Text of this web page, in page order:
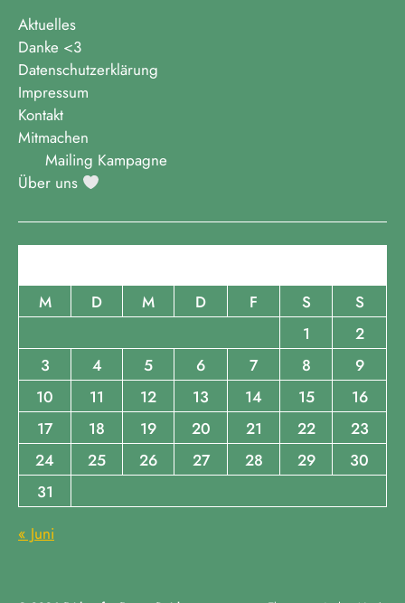
Aktuelles
Danke <3
Datenschutzerklärung
Impressum
Kontakt
Mitmachen
Mailing Kampagne
Über uns
M
D M D F S
S
1
2
3
4 5 6 7 8
9
10
11 12 13 14 15
16
17
18 19 20 21 22
23
24
25 26 27 28 29
30
31
« Juni